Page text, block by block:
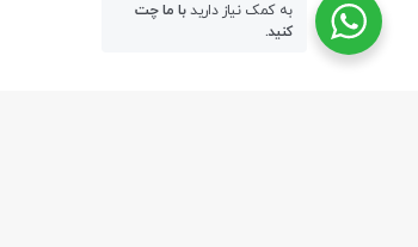
به کمک نیاز داریدبا ما چت
کنید.